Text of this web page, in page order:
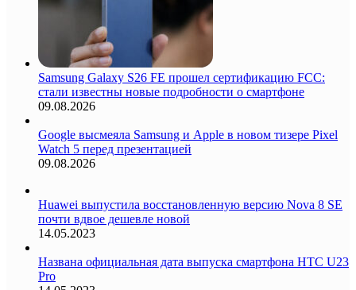
Samsung Galaxy S26 FE прошел сертификацию FCC:
стали известны новые подробности о смартфоне
09.08.2026
Google высмеяла Samsung и Apple в новом тизере Pixel
Watch 5 перед презентацией
09.08.2026
Huawei выпустила восстановленную версию Nova 8 SE
почти вдвое дешевле новой
14.05.2023
Названа официальная дата выпуска смартфона HTC U23
Pro